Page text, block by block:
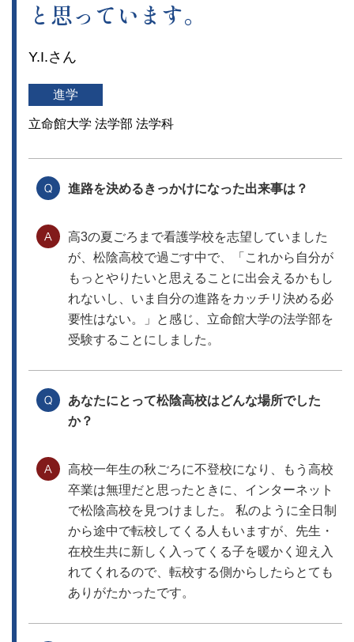
と思っています。
Y.I.さん
進学
立命館大学 法学部 法学科
進路を決めるきっかけになった出来事は？
高3の夏ごろまで看護学校を志望していました
が、松陰高校で過ごす中で、「これから自分が
もっとやりたいと思えることに出会えるかもし
れないし、いま自分の進路をカッチリ決める必
要性はない。」と感じ、立命館大学の法学部を
受験することにしました。
あなたにとって松陰高校はどんな場所でした
か？
高校一年生の秋ごろに不登校になり、もう高校
卒業は無理だと思ったときに、インターネット
で松陰高校を見つけました。 私のように全日制
から途中で転校してくる人もいますが、先生・
在校生共に新しく入ってくる子を暖かく迎え入
れてくれるので、転校する側からしたらとても
ありがたかったです。